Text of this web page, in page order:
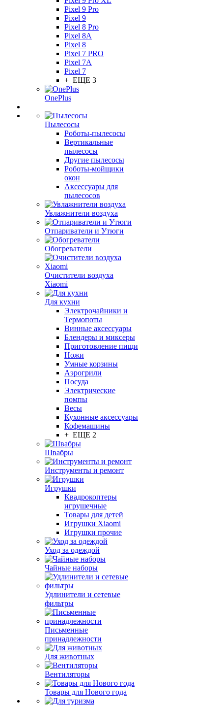
Pixel 9 Pro
Pixel 9
Pixel 8 Pro
Pixel 8A
Pixel 8
Pixel 7 PRO
Pixel 7A
Pixel 7
+ ЕЩЕ 3
OnePlus
Пылесосы
Роботы-пылесосы
Вертикальные
пылесосы
Другие пылесосы
Роботы-мойщики
окон
Аксессуары для
пылесосов
Увлажнители воздуха
Отпариватели и Утюги
Обогреватели
Очистители воздуха
Xiaomi
Для кухни
Электрочайники и
Термопоты
Винные аксессуары
Блендеры и миксеры
Приготовление пищи
Ножи
Умные корзины
Аэрогрили
Посуда
Электрические
помпы
Весы
Кухонные аксессуары
Кофемашины
+ ЕЩЕ 2
Швабры
Инструменты и ремонт
Игрушки
Квадрокоптеры
игрушечные
Товары для детей
Игрушки Xiaomi
Игрушки прочие
Уход за одеждой
Чайные наборы
Удлинители и сетевые
фильтры
Письменные
принадлежности
Для животных
Вентиляторы
Товары для Нового года